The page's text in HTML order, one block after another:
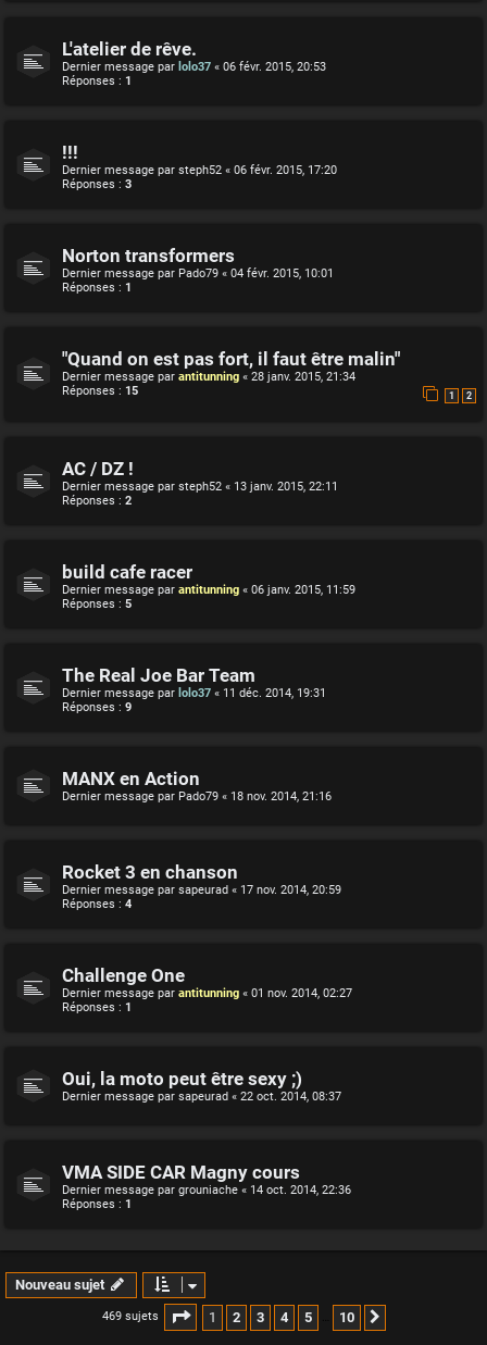
L'atelier de rêve.
Dernier message par lolo37 « 06 févr. 2015, 20:53
Réponses : 1
!!!
Dernier message par steph52 « 06 févr. 2015, 17:20
Réponses : 3
Norton transformers
Dernier message par Pado79 « 04 févr. 2015, 10:01
Réponses : 1
"Quand on est pas fort, il faut être malin"
Dernier message par antitunning « 28 janv. 2015, 21:34
Réponses : 15 1 2
AC / DZ !
Dernier message par steph52 « 13 janv. 2015, 22:11
Réponses : 2
build cafe racer
Dernier message par antitunning « 06 janv. 2015, 11:59
Réponses : 5
The Real Joe Bar Team
Dernier message par lolo37 « 11 déc. 2014, 19:31
Réponses : 9
MANX en Action
Dernier message par Pado79 « 18 nov. 2014, 21:16
Rocket 3 en chanson
Dernier message par sapeurad « 17 nov. 2014, 20:59
Réponses : 4
Challenge One
Dernier message par antitunning « 01 nov. 2014, 02:27
Réponses : 1
Oui, la moto peut être sexy ;)
Dernier message par sapeurad « 22 oct. 2014, 08:37
VMA SIDE CAR Magny cours
Dernier message par grouniache « 14 oct. 2014, 22:36
Réponses : 1
Nouveau sujet
469 sujets Page 1sur10
1 2 3 4 5 10